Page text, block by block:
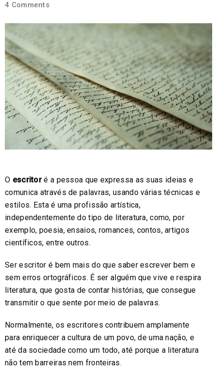
4 Comments
O escritoré a pessoa que expressa as suas ideias e
comunica através de palavras, usando várias técnicas e
estilos. Esta é uma profissão artística,
independentemente do tipo de literatura, como, por
exemplo, poesia, ensaios, romances, contos, artigos
científicos, entre outros.
Ser escritor é bem mais do que saber escrever bem e
sem erros ortográficos. É ser alguém que vive e respira
literatura, que gosta de contar histórias, que consegue
transmitir o que sente por meio de palavras.
Normalmente, os escritores contribuem amplamente
para enriquecer a cultura de um povo, de uma nação, e
até da sociedade como um todo, até porque a literatura
não tem barreiras nem fronteiras.